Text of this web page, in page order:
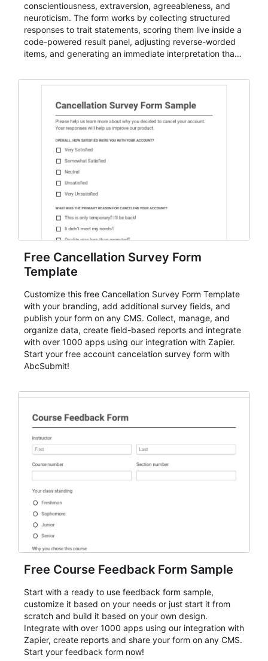
conscientiousness, extraversion, agreeableness, and
neuroticism. The form works by collecting structured
responses to trait statements, scoring them live inside a
code-powered result panel, adjusting reverse-worded
items, and generating an immediate interpretation that
reflection, hiring discussions, and personality debrief
Free Cancellation Survey Form
Template
Customize this free Cancellation Survey Form Template
with your branding, add additional survey fields, and
publish your form on any CMS. Collect, manage, and
organize data, create field-based reports and integrate
with over 1000 apps using our integration with Zapier.
Start your free account cancelation survey form with
AbcSubmit!
Free Course Feedback Form Sample
Start with a ready to use feedback form sample,
customize it based on your needs or just start it from
scratch and build it based on your own design.
Integrate with over 1000 apps using our integration with
Zapier, create reports and share your form on any CMS.
Start your feedback form now!